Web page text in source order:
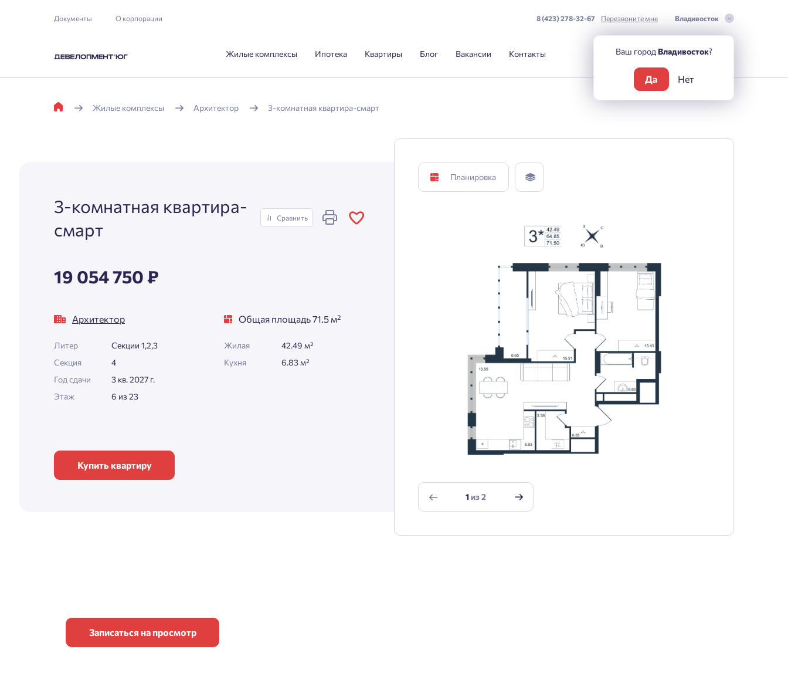
Документы О корпорации 8 (423) 278-32-67 Перезвоните мне Владивосток
Жилые комплексы Ипотека Квартиры Блог Вакансии Контакты
Жилые комплексы Архитектор 3-комнатная квартира-смарт
3-комнатная квартира-
смарт
Сравнить
19 054 750 ₽
Архитектор
Литер
Секции 1,2,3
Секция
4
Год сдачи
3 кв. 2027 г.
Этаж
6 из 23
Общая площадь 71.5 м²
Жилая
42.49 м²
Кухня
6.83 м²
Купить квартиру
Планировка
1из2
Записаться на просмотр
Ваш город Владивосток?
Да Нет